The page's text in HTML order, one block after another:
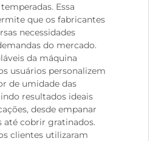
Essa
que os fabricantes
necessidades
do mercado.
da máquina
usuários personalizem
de umidade das
resultados ideais
desde empanar
cobrir gratinados.
clientes utilizaram